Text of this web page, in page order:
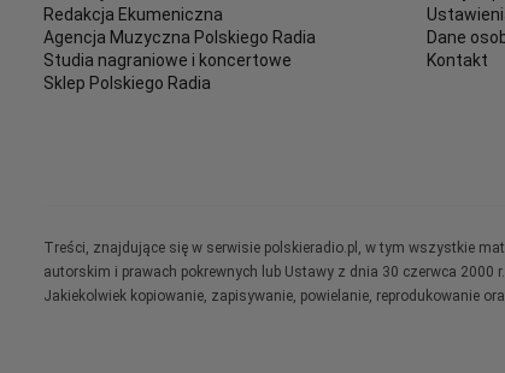
Redakcja Ekumeniczna
Agencja Muzyczna Polskiego Radia
Studia nagraniowe i koncertowe
Sklep Polskiego Radia
Dane
Kontakt
Treści, znajdujące się w serwisie polskieradio.pl, w tym wszystkie
autorskim i prawach pokrewnych lub Ustawy z dnia 30 czerwca 2000
Jakiekolwiek kopiowanie, zapisywanie, powielanie, reprodukowanie